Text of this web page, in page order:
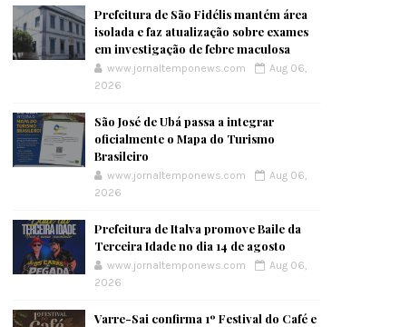
Prefeitura de São Fidélis mantém área
isolada e faz atualização sobre exames
em investigação de febre maculosa
www.jornaltemponews.com
Aug 06,
2026
São José de Ubá passa a integrar
oficialmente o Mapa do Turismo
Brasileiro
www.jornaltemponews.com
Aug 06,
2026
Prefeitura de Italva promove Baile da
Terceira Idade no dia 14 de agosto
www.jornaltemponews.com
Aug 06,
2026
Varre-Sai confirma 1º Festival do Café e